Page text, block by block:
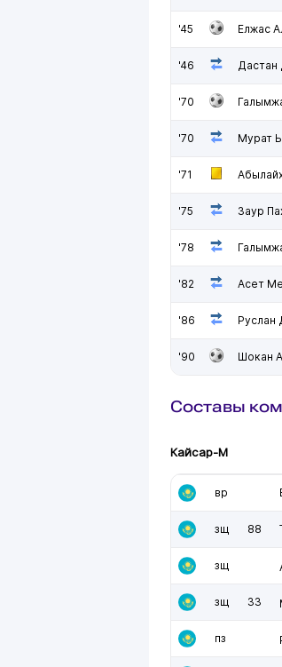
'45 Елжас
'46 Дастан
'70
'70 Мурат
'71
'75 Заур
'78
'82 Асет
'86 Руслан
'90 Шокан
Составы
Кайсар-М
вр
зщ 88
зщ
зщ 33
пз